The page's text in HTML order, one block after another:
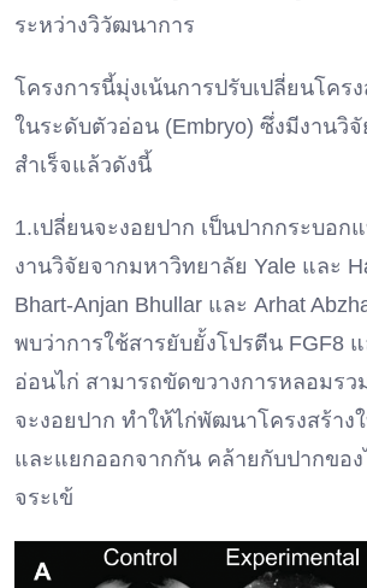
ระหว่างวิวัฒนาการ
โครงการนี้มุ่งเน้นการปรับเปลี่ยนโคร
ในระดับตัวอ่อน (Embryo) ซึ่งมีงานวิ
สำเร็จแล้วดังนี้
1.เปลี่ยนจะงอยปาก เป็นปากกระบอก
งานวิจัยจากมหาวิทยาลัย Yale และ
Bhart-Anjan Bhullar และ Arhat
พบว่าการใช้สารยับยั้งโปรตีน FGF8
อ่อนไก่ สามารถขัดขวางการหลอมรว
จะงอยปาก ทำให้ไก่พัฒนาโครงสร้าง
และแยกออกจากกัน คล้ายกับปากของ
จระเข้